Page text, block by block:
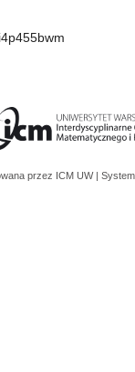
przez ICM UW |